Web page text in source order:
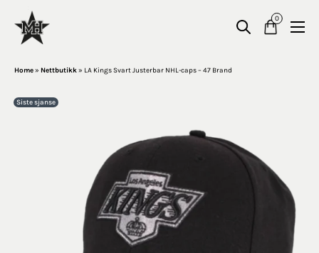
0
Home» Nettbutikk» LA Kings Svart Justerbar NHL-caps – 47 Brand
Siste sjanse